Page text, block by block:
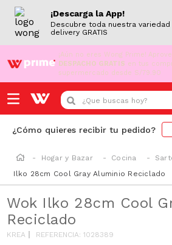
¡Descarga la App!
Descubre toda nuestra variedad
delivery GRATIS
¡Aún no eres Wong Prime!
DESPACHO GRATIS en tus
supermercado desde S/79.90
¿Que buscas hoy?
¿Cómo quieres recibir tu pedido?
Hogar y Bazar Cocina
Ilko 28cm Cool Gray Aluminio Reciclado
Wok Ilko 28cm Cool
Reciclado
KREA REFERENCIA:1028389